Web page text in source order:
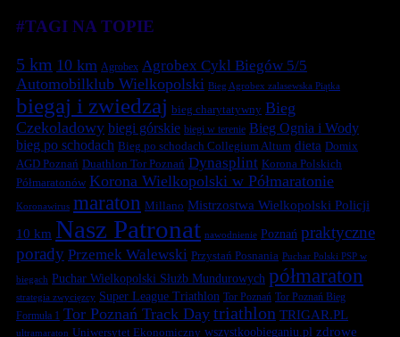
#TAGI NA TOPIE
5 km 10 km Agrobex Agrobex Cykl Biegów 5/5
Automobilklub Wielkopolski Bieg Agrobex zalasewska Piątka
biegaj i zwiedzaj bieg charytatywny Bieg
Czekoladowy biegi górskie biegi w terenie Bieg Ognia i Wody
bieg po schodach Bieg po schodach Collegium Altum dieta Domix
AGD Poznań Duathlon Tor Poznań Dynasplint Korona Polskich
Półmaratonów Korona Wielkopolski w Półmaratonie
Koronawirus maraton Millano Mistrzostwa Wielkopolski Policji
10 km Nasz Patronat nawodnienie Poznań praktyczne
porady Przemek Walewski Przystań Posnania Puchar Polski PSP w
biegach Puchar Wielkopolski Służb Mundurowych półmaraton
strategia zwycięzcy Super League Triathlon Tor Poznań Tor Poznań Bieg
Formuła 1 Tor Poznań Track Day triathlon TRIGAR.PL
ultramaraton Uniwersytet Ekonomiczny wszystkoobieganiu.pl zdrowe